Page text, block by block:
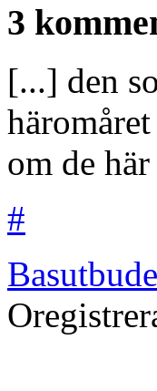
3
[...] den
om de
#